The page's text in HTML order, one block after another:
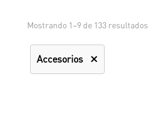
Mostrando 1–9 de 133 resultados
Accesorios